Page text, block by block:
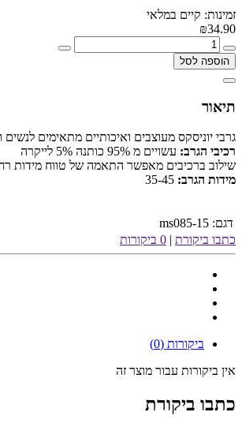
זמינות: קיים במלאי
₪34.90
הוספה לסל
תיאור
גרבי יוניסקס מעוצבים ואיכותיים מתאימים
רכיבי הגרב: עשויים מ 95% כותנה 5% לייקרה
שילוב ברכיבים מאפשר התאמה של טווח מידות
מידות הגרב: 35-45
דגם: ms085-15
כתבו ביקורת | 0 ביקורות
ביקורות (0)
אין ביקורות עבור מוצר זה
כתבו ביקורת